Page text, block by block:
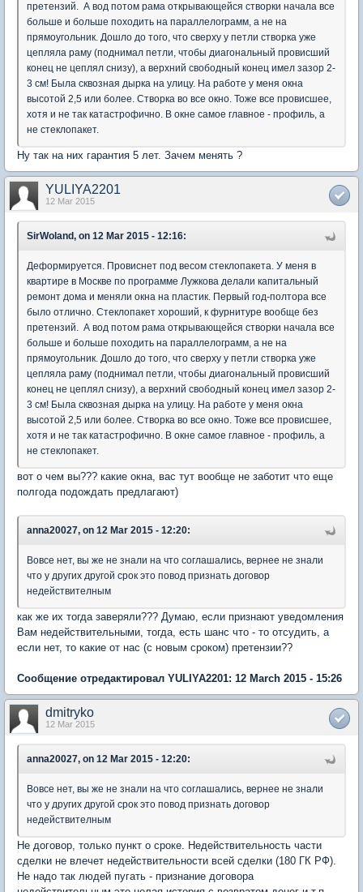
претензий. А вод потом рама открывающейся створки начала все
больше и больше походить на параллелограмм, а не на
прямоугольник. Дошло до того, что сверху у петли створка уже
цепляла раму (поднимал петли, чтобы диагональный провисший
конец не цеплял снизу), а верхний свободный конец имел зазор 2-
3 см! Была сквозная дырка на улицу. На работе у меня окна
высотой 2,5 или более. Створка во все окно. Тоже все провисшее,
хотя и не так катастрофично. В окне самое главное - профиль, а
не стеклопакет.
Ну так на них гарантия 5 лет. Зачем менять ?
YULIYA2201
12 Mar 2015
SirWoland, on 12 Mar 2015 - 12:16:
Деформируется. Провиснет под весом стеклопакета. У меня в
квартире в Москве по программе Лужкова делали капитальный
ремонт дома и меняли окна на пластик. Первый год-полтора все
было отлично. Стеклопакет хороший, к фурнитуре вообще без
претензий. А вод потом рама открывающейся створки начала все
больше и больше походить на параллелограмм, а не на
прямоугольник. Дошло до того, что сверху у петли створка уже
цепляла раму (поднимал петли, чтобы диагональный провисший
конец не цеплял снизу), а верхний свободный конец имел зазор 2-
3 см! Была сквозная дырка на улицу. На работе у меня окна
высотой 2,5 или более. Створка во все окно. Тоже все провисшее,
хотя и не так катастрофично. В окне самое главное - профиль, а
не стеклопакет.
вот о чем вы??? какие окна, вас тут вообще не заботит что еще
полгода подождать предлагают)
anna20027, on 12 Mar 2015 - 12:20:
Вовсе нет, вы же не знали на что соглашались, вернее не знали
что у других другой срок это повод признать договор
недействителным
как же их тогда заверяли??? Думаю, если признают уведомления
Вам недействительными, тогда, есть шанс что - то отсудить, а
если нет, то какие от нас (с новым сроком) претензии??
Сообщение отредактировал YULIYA2201: 12 March 2015 - 15:26
dmitryko
12 Mar 2015
anna20027, on 12 Mar 2015 - 12:20:
Вовсе нет, вы же не знали на что соглашались, вернее не знали
что у других другой срок это повод признать договор
недействителным
Не договор, только пункт о сроке. Недействительность части
сделки не влечет недействительности всей сделки (180 ГК РФ).
Не надо так людей пугать - признание договора